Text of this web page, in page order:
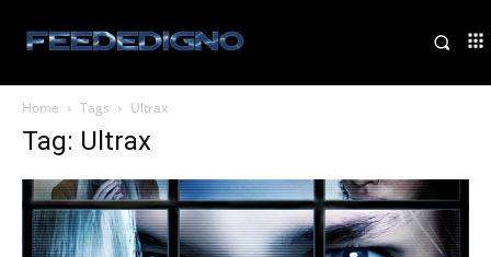
Home Tags Ultrax
Tag: Ultrax